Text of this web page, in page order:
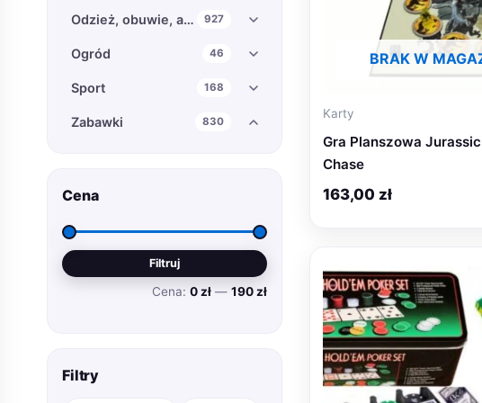
Odzież, obuwie, akcesoria 927
Ogród 46
Sport 168
Zabawki 830
AGD, kuchnie
Bańki mydlane
18
Cena
Cena
Cena
Filtruj
Cena: 0 zł — 190 zł
Filtry
BRAK W
Karty
Gra Planszowa
Chase
163,00 zł